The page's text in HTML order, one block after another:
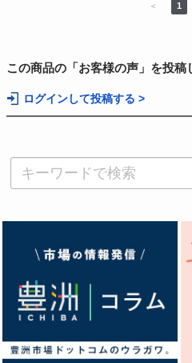
＜ 1
この商品の「お客様の声」を投稿
ログインして投稿する >